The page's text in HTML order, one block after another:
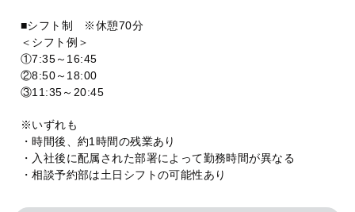
■シフト制 ※休憩70分
＜シフト例＞
①7:35～16:45
②8:50～18:00
③11:35～20:45
※いずれも
・時間後、約1時間の残業あり
・入社後に配属された部署によって勤務時間が異なる
・相談予約部は土日シフトの可能性あり